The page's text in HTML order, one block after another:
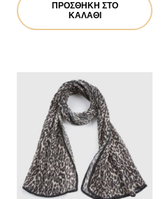
ΠΡΟΣΘΉΚΗ ΣΤΟ
ΚΑΛΆΘΙ